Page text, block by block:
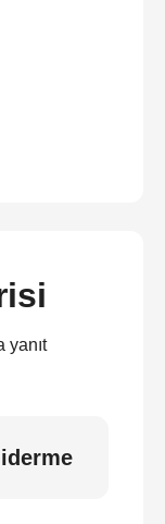
yanıt